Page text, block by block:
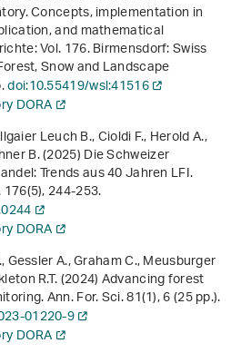
Concepts, implementation in
and mathematical
Vol. 176. Birmensdorf: Swiss
Snow and Landscape
doi:10.55419/wsl:41516
DORA
Leuch B., Cioldi F., Herold A.,
B. (2025) Die Schweizer
Trends aus 40 Jahren LFI.
176(5), 244-253.
DORA
A., Graham C., Meusburger
R.T. (2024) Advancing forest
Ann. For. Sci.81(1), 6 (25 pp.).
01220-9
DORA